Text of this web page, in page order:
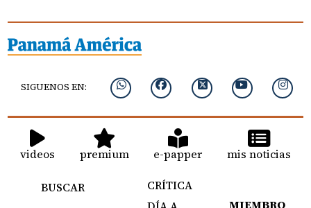
SIGUENOS EN:
videos premium e-papper mis noticias
BUSCAR
CRÍTICA
MIEMBRO